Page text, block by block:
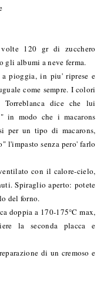
120 gr di zucchero
gli albumi a neve ferma.
pioggia, in piu' riprese e
come sempre. I colori
dice che lui
in modo che i macarons
per un tipo di macarons,
l'impasto senza pero' farlo
con il calore-cielo,
Spiraglio aperto: potete
del forno.
doppia a 170-175°C max,
la seconda placca e
di un cremoso e